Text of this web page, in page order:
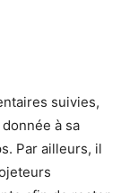
suivies,
à sa
Par ailleurs, il